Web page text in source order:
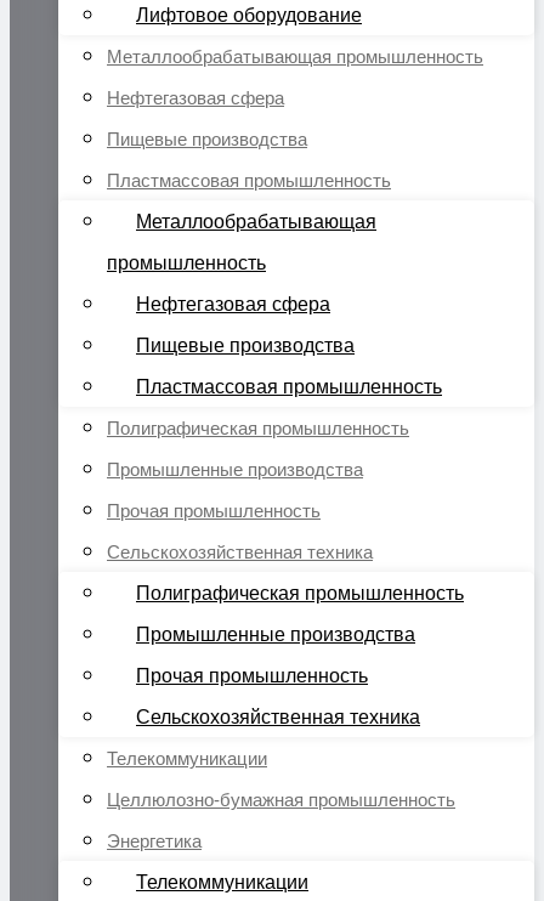
Лифтовое оборудование
Металлообрабатывающая промышленность
Нефтегазовая сфера
Пищевые производства
Пластмассовая промышленность
Металлообрабатывающая
промышленность
Нефтегазовая сфера
Пищевые производства
Пластмассовая промышленность
Полиграфическая промышленность
Промышленные производства
Прочая промышленность
Сельскохозяйственная техника
Полиграфическая промышленность
Промышленные производства
Прочая промышленность
Сельскохозяйственная техника
Телекоммуникации
Целлюлозно-бумажная промышленность
Энергетика
Телекоммуникации